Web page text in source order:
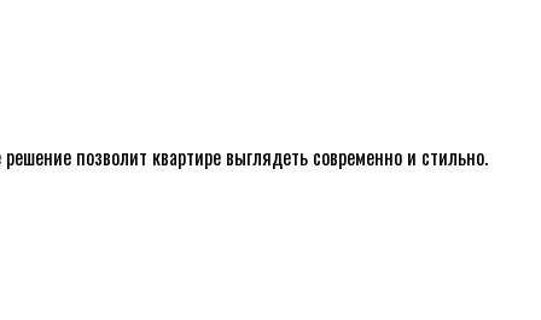
позволит квартире выглядеть современно и стильно.